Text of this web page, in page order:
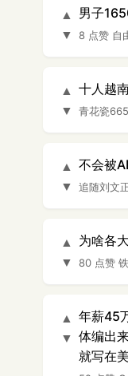
▲
▼
男子
8 点赞 自
▲
▼
十人越
青花瓷
▲
▼
不会被
追随刘文
▲
▼
为啥各
80 点赞
▲
▼
年薪45
体编出
就写在